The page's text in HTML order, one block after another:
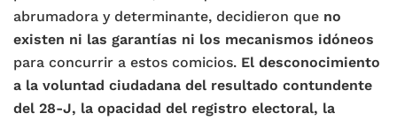
abrumadora y determinante, decidieron que no
existen ni las garantías ni los mecanismos idóneos
para concurrir a estos comicios. El desconocimiento
a la voluntad ciudadana del resultado contundente
del 28-J, la opacidad del registro electoral, la